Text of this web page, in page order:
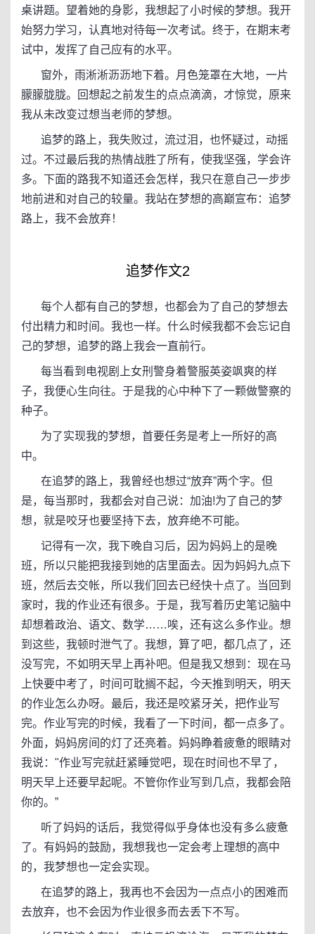
桌讲题。望着她的身影，我想起了小时候的梦想。我开
始努力学习，认真地对待每一次考试。终于，在期末考
试中，发挥了自己应有的水平。
窗外，雨淅淅沥沥地下着。月色笼罩在大地，一片
朦朦胧胧。回想起之前发生的点点滴滴，才惊觉，原来
我从未改变过想当老师的梦想。
追梦的路上，我失败过，流过泪，也怀疑过，动摇
过。不过最后我的热情战胜了所有，使我坚强，学会许
多。下面的路我不知道还会怎样，我只在意自己一步步
地前进和对自己的较量。我站在梦想的高巅宣布：追梦
路上，我不会放弃！
追梦作文2
每个人都有自己的梦想，也都会为了自己的梦想去
付出精力和时间。我也一样。什么时候我都不会忘记自
己的梦想，追梦的路上我会一直前行。
每当看到电视剧上女刑警身着警服英姿飒爽的样
子，我便心生向往。于是我的心中种下了一颗做警察的
种子。
为了实现我的梦想，首要任务是考上一所好的高
中。
在追梦的路上，我曾经也想过“放弃”两个字。但
是，每当那时，我都会对自己说：加油!为了自己的梦
想，就是咬牙也要坚持下去，放弃绝不可能。
记得有一次，我下晚自习后，因为妈妈上的是晚
班，所以只能把我接到她的店里面去。因为妈妈九点下
班，然后去交帐，所以我们回去已经快十点了。当回到
家时，我的作业还有很多。于是，我写着历史笔记脑中
却想着政治、语文、数学……唉，还有这么多作业。想
到这些，我顿时泄气了。我想，算了吧，都几点了，还
没写完，不如明天早上再补吧。但是我又想到：现在马
上快要中考了，时间可耽搁不起，今天推到明天，明天
的作业怎么办呀。最后，我还是咬紧牙关，把作业写
完。作业写完的时候，我看了一下时间，都一点多了。
外面，妈妈房间的灯了还亮着。妈妈睁着疲惫的眼睛对
我说："作业写完就赶紧睡觉吧，现在时间也不早了，
明天早上还要早起呢。不管你作业写到几点，我都会陪
你的。”
听了妈妈的话后，我觉得似乎身体也没有多么疲惫
了。有妈妈的鼓励，我想我也一定会考上理想的高中
的，我梦想也一定会实现。
在追梦的路上，我再也不会因为一点点小的困难而
去放弃，也不会因为作业很多而去丢下不写。